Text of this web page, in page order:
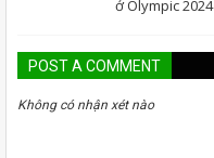
ở Olympic 2024
POST A COMMENT
Không có nhận xét nào